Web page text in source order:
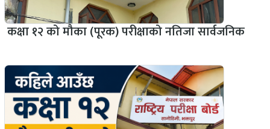
कक्षा १२ को मौका (पूरक) परीक्षाको नतिजा सार्वजनिक